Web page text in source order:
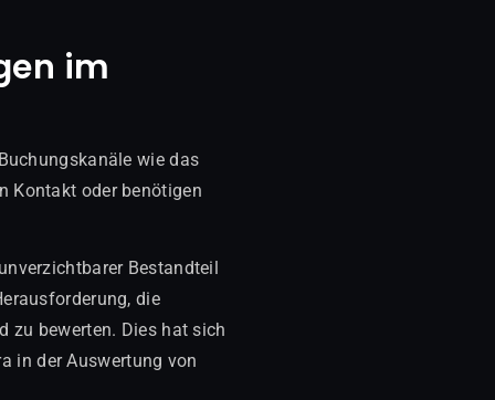
im
wie das
Kontakt oder benötigen
Bestandteil
die
zu bewerten. Dies hat sich
in der Auswertung von